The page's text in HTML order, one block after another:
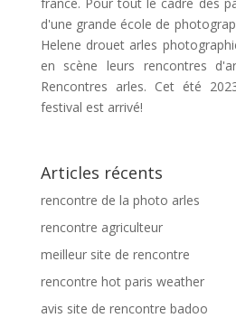
d'une grande école de
Helene drouet arles
en scène leurs rencontres
Rencontres arles. Cet été
festival est arrivé!
Articles récents
rencontre de la photo arles
rencontre agriculteur
meilleur site de rencontre
rencontre hot paris weather
avis site de rencontre badoo